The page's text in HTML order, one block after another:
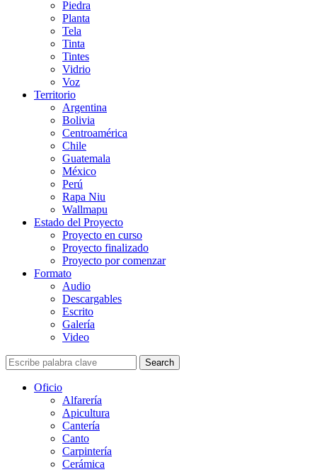
Piedra
Planta
Tela
Tinta
Tintes
Vidrio
Voz
Territorio
Argentina
Bolivia
Centroamérica
Chile
Guatemala
México
Perú
Rapa Niu
Wallmapu
Estado del Proyecto
Proyecto en curso
Proyecto finalizado
Proyecto por comenzar
Formato
Audio
Descargables
Escrito
Galería
Video
Search
Oficio
Alfarería
Apicultura
Cantería
Canto
Carpintería
Cerámica